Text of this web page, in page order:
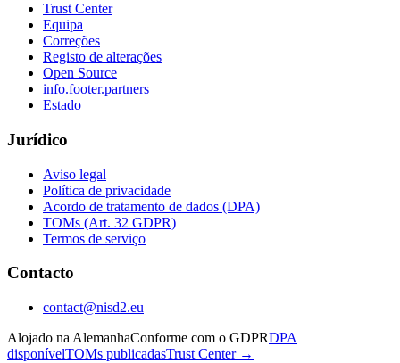
Trust Center
Equipa
Correções
Registo de alterações
Open Source
info.footer.partners
Estado
Jurídico
Aviso legal
Política de privacidade
Acordo de tratamento de dados (DPA)
TOMs (Art. 32 GDPR)
Termos de serviço
Contacto
contact@nisd2.eu
Alojado na AlemanhaConforme com o GDPRDPA
disponívelTOMs publicadasTrust Center →